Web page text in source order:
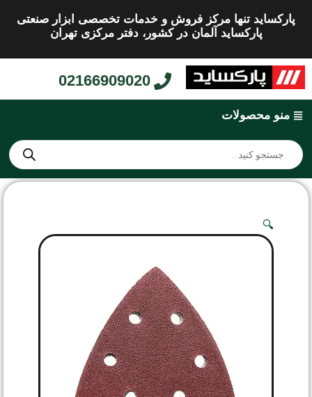
پارکساید تنها مرکز فروش و خدمات تخصصی ابزار صنعتی
پارکساید آلمان در کشور، دفتر مرکزی تهران
02166909020
منو محصولات
🔍